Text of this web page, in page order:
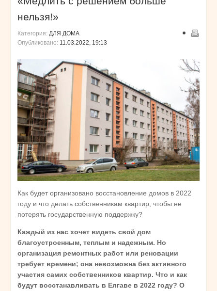
нельзя!»
Категория: ДЛЯ ДОМА
Опубликовано: 11.03.2022, 19:13
Как будет организовано восстановление домов в 2022
году и что делать собственникам квартир, чтобы не
потерять государственную поддержку?
Каждый из нас хочет видеть свой дом
благоустроенным, теплым и надежным. Но
организация ремонтных работ или реновации
требует времени; она невозможна без активного
участия самих собственников квартир. Что и как
будут восстанавливать в Елгаве в 2022 году? О